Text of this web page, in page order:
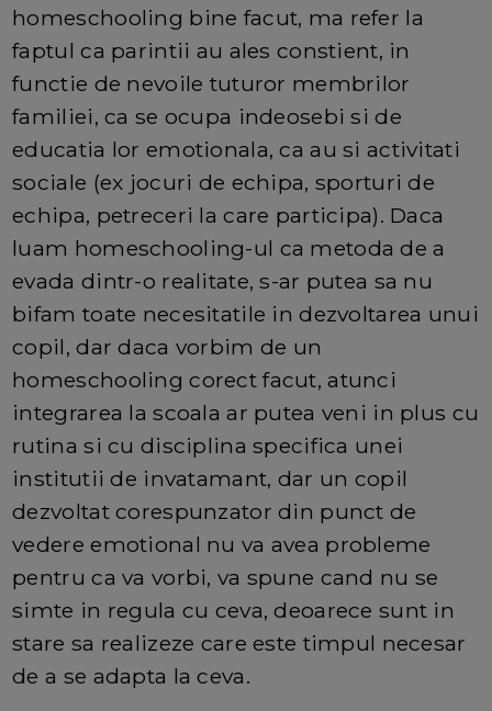
homeschooling bine facut, ma refer la
faptul ca parintii au ales constient, in
functie de nevoile tuturor membrilor
familiei, ca se ocupa indeosebi si de
educatia lor emotionala, ca au si activitati
sociale (ex jocuri de echipa, sporturi de
echipa, petreceri la care participa). Daca
luam homeschooling-ul ca metoda de a
evada dintr-o realitate, s-ar putea sa nu
bifam toate necesitatile in dezvoltarea unui
copil, dar daca vorbim de un
homeschooling corect facut, atunci
integrarea la scoala ar putea veni in plus cu
rutina si cu disciplina specifica unei
institutii de invatamant, dar un copil
dezvoltat corespunzator din punct de
vedere emotional nu va avea probleme
pentru ca va vorbi, va spune cand nu se
simte in regula cu ceva, deoarece sunt in
stare sa realizeze care este timpul necesar
de a se adapta la ceva.